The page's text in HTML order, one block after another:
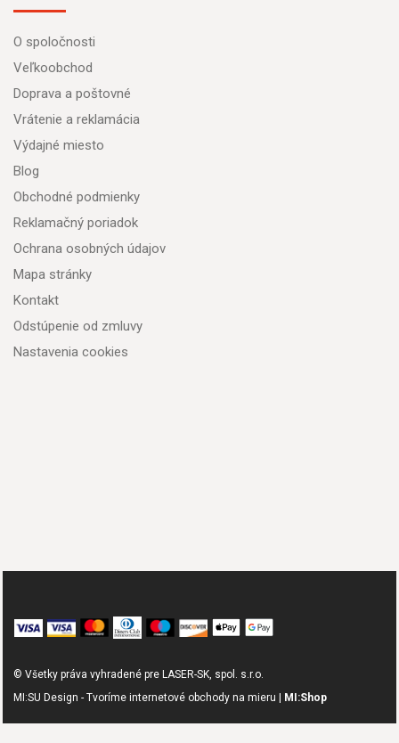
O spoločnosti
Veľkoobchod
Doprava a poštovné
Vrátenie a reklamácia
Výdajné miesto
Blog
Obchodné podmienky
Reklamačný poriadok
Ochrana osobných údajov
Mapa stránky
Kontakt
Odstúpenie od zmluvy
Nastavenia cookies
© Všetky práva vyhradené pre LASER-SK, spol. s.r.o.
MI:SU Design - Tvoríme internetové obchody na mieru |
MI:Shop